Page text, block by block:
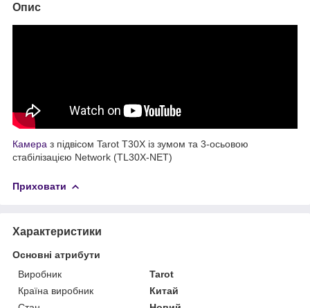
Опис
Камера з підвісом Tarot T30X із зумом та 3-осьовою
стабілізацією Network (TL30X-NET)
Приховати
Характеристики
Основні атрибути
Виробник
Tarot
Країна виробник
Китай